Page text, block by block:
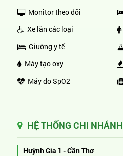
Monitor theo dõi
Xe lăn các loại
Giường y tế
Máy tạo oxy
Máy đo SpO2
HỆ THỐNG CHI NHÁNH
Huỳnh Gia 1 - Cần Thơ